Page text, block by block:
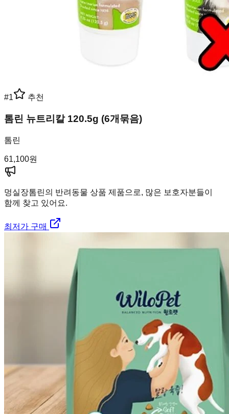
#1 추천
톰린 뉴트리칼 120.5g (6개묶음)
톰린
61,100원
멍실장톰린의 반려동물 상품 제품으로, 많은 보호자분들이
함께 찾고 있어요.
최저가 구매